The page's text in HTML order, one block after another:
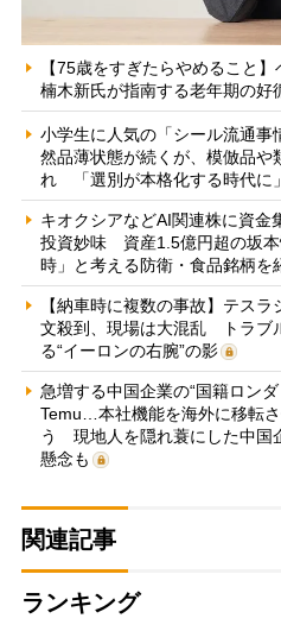
【75歳をすぎたらやめること
楠木新氏が指南する老年期の好
小学生に人気の「シール流通
然品薄状態が続くが、模倣品や
れ 「選別が本格化する時代に」
キオクシアなどAI関連株に資金
投資妙味 資産1.5億円超の坂
時」と考える防衛・食品銘柄を
【納車時に複数の事故】テス
文殺到、現場は大混乱 トラブ
る“イーロンの右腕”の影
急増する中国企業の“国籍ロン
Temu…本社機能を海外に移転
う 現地人を隠れ蓑にした中国
懸念も
関連記事
ランキング